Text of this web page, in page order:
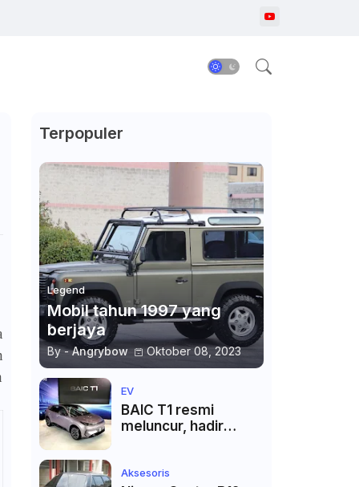
Terpopuler
Legend
Mobil tahun 1997 yang
berjaya
By - Angrybow Oktober 08, 2023
EV
BAIC T1 resmi
meluncur, hadir
Aksesoris